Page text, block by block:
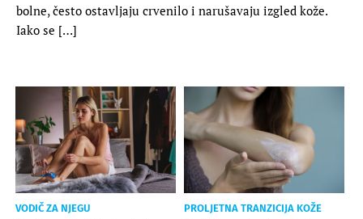
bolne, često ostavljaju crvenilo i narušavaju izgled kože.
Iako se […]
VODIČ ZA NJEGU PROLJETNA TRANZICIJA KOŽE